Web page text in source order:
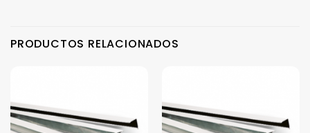
PRODUCTOS RELACIONADOS